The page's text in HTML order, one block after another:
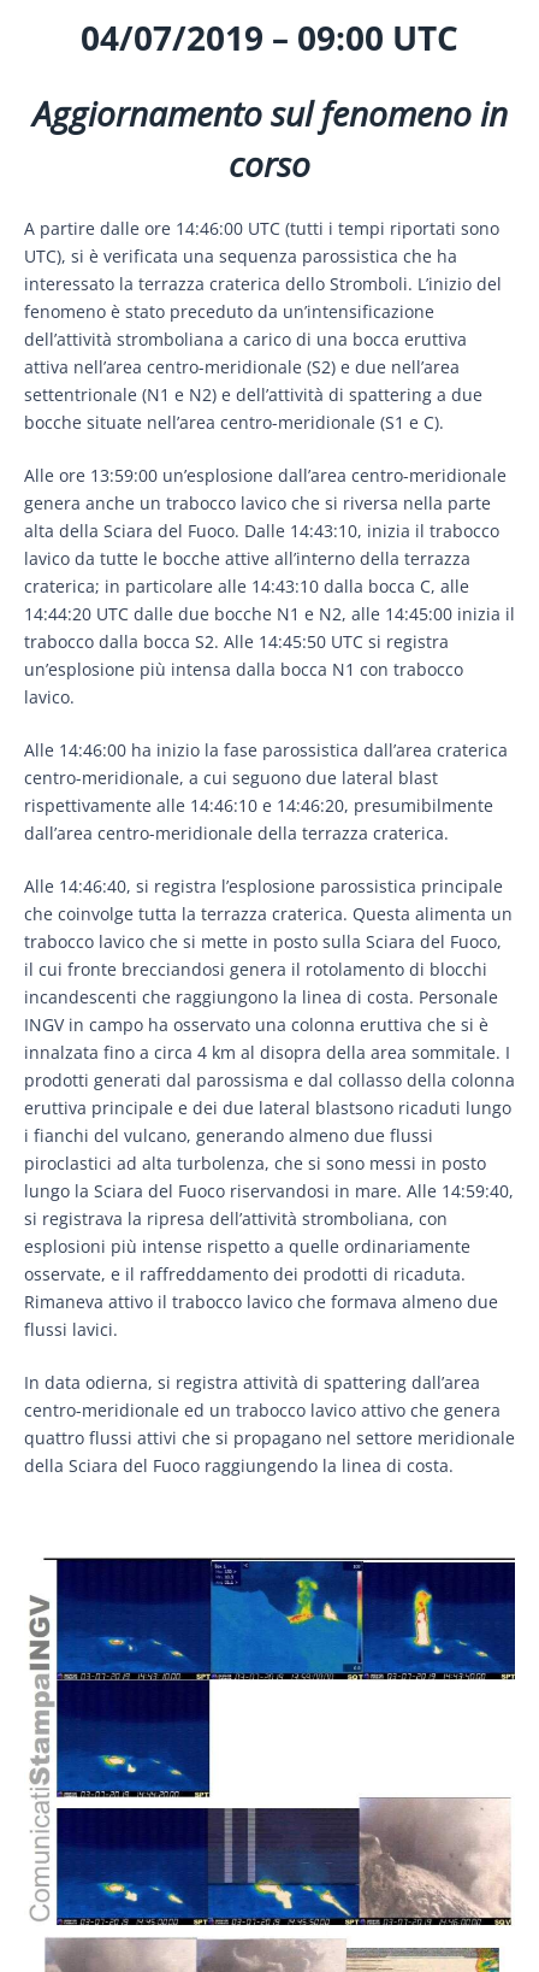
04/07/2019 – 09:00 UTC
Aggiornamento sul fenomeno in
corso
A partire dalle ore 14:46:00 UTC (tutti i tempi riportati sono
UTC), si è verificata una sequenza parossistica che ha
interessato la terrazza craterica dello Stromboli. L’inizio del
fenomeno è stato preceduto da un’intensificazione
dell’attività stromboliana a carico di una bocca eruttiva
attiva nell’area centro-meridionale (S2) e due nell’area
settentrionale (N1 e N2) e dell’attività di spattering a due
bocche situate nell’area centro-meridionale (S1 e C).
Alle ore 13:59:00 un’esplosione dall’area centro-meridionale
genera anche un trabocco lavico che si riversa nella parte
alta della Sciara del Fuoco. Dalle 14:43:10, inizia il trabocco
lavico da tutte le bocche attive all’interno della terrazza
craterica; in particolare alle 14:43:10 dalla bocca C, alle
14:44:20 UTC dalle due bocche N1 e N2, alle 14:45:00 inizia il
trabocco dalla bocca S2. Alle 14:45:50 UTC si registra
un’esplosione più intensa dalla bocca N1 con trabocco
lavico.
Alle 14:46:00 ha inizio la fase parossistica dall’area craterica
centro-meridionale, a cui seguono due lateral blast
rispettivamente alle 14:46:10 e 14:46:20, presumibilmente
dall’area centro-meridionale della terrazza craterica.
Alle 14:46:40, si registra l’esplosione parossistica principale
che coinvolge tutta la terrazza craterica. Questa alimenta un
trabocco lavico che si mette in posto sulla Sciara del Fuoco,
il cui fronte brecciandosi genera il rotolamento di blocchi
incandescenti che raggiungono la linea di costa. Personale
INGV in campo ha osservato una colonna eruttiva che si è
innalzata fino a circa 4 km al disopra della area sommitale. I
prodotti generati dal parossisma e dal collasso della colonna
eruttiva principale e dei due lateral blastsono ricaduti lungo
i fianchi del vulcano, generando almeno due flussi
piroclastici ad alta turbolenza, che si sono messi in posto
lungo la Sciara del Fuoco riservandosi in mare. Alle 14:59:40,
si registrava la ripresa dell’attività stromboliana, con
esplosioni più intense rispetto a quelle ordinariamente
osservate, e il raffreddamento dei prodotti di ricaduta.
Rimaneva attivo il trabocco lavico che formava almeno due
flussi lavici.
In data odierna, si registra attività di spattering dall’area
centro-meridionale ed un trabocco lavico attivo che genera
quattro flussi attivi che si propagano nel settore meridionale
della Sciara del Fuoco raggiungendo la linea di costa.